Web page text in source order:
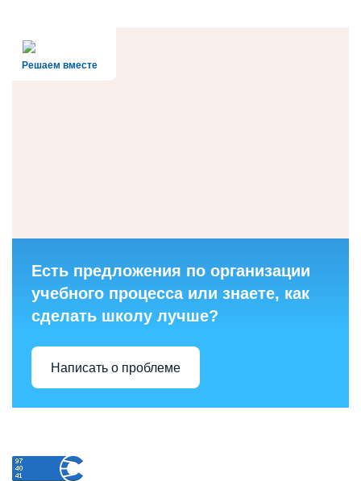
Решаем вместе
Есть предложения по организации
учебного процесса или знаете, как
сделать школу лучше?
Написать о проблеме